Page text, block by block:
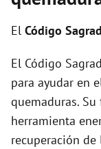
El Código
El Código
para ayudar en
quemaduras.
herramienta
recuperación